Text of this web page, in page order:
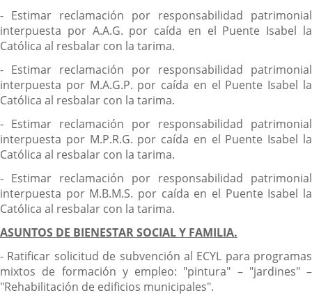
- Estimar reclamación por responsabilidad patrimonial
interpuesta por A.A.G. por caída en el Puente Isabel la
Católica al resbalar con la tarima.
- Estimar reclamación por responsabilidad patrimonial
interpuesta por M.A.G.P. por caída en el Puente Isabel la
Católica al resbalar con la tarima.
- Estimar reclamación por responsabilidad patrimonial
interpuesta por M.P.R.G. por caída en el Puente Isabel la
Católica al resbalar con la tarima.
- Estimar reclamación por responsabilidad patrimonial
interpuesta por M.B.M.S. por caída en el Puente Isabel la
Católica al resbalar con la tarima.
ASUNTOS DE BIENESTAR SOCIAL Y FAMILIA.
- Ratificar solicitud de subvención al ECYL para programas
mixtos de formación y empleo: "pintura" – "jardines" –
"Rehabilitación de edificios municipales".